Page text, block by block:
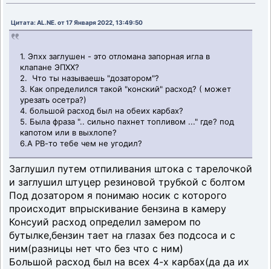
Цитата: AL.NE. от 17 Января 2022, 13:49:50
1. Эпхх заглушен - это отломана запорная игла в
клапане ЭПХХ?
2. Что ты называешь "дозатором"?
3. Как определился такой "конский" расход? ( может
урезать осетра?)
4. большой расход был на обеих карбах?
5. Была фраза ".. сильно пахнет топливом ..." где? под
капотом или в выхлопе?
6.А РВ-то тебе чем не угодил?
Заглушил путем отпиливания штока с тарелочкой
и заглушил штуцер резиновой трубкой с болтом
Под дозатором я понимаю носик с которого
происходит впрыскивание бензина в камеру
Консуий расход определил замером по
бутылке,бензин тает на глазах без подсоса и с
ним(разницы нет что без что с ним)
Большой расход был на всех 4-х карбах(да да их